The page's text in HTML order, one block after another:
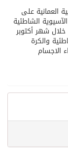
العمانية على
الشاطئية
شهر أكتوبر
والكرة
الاجسام